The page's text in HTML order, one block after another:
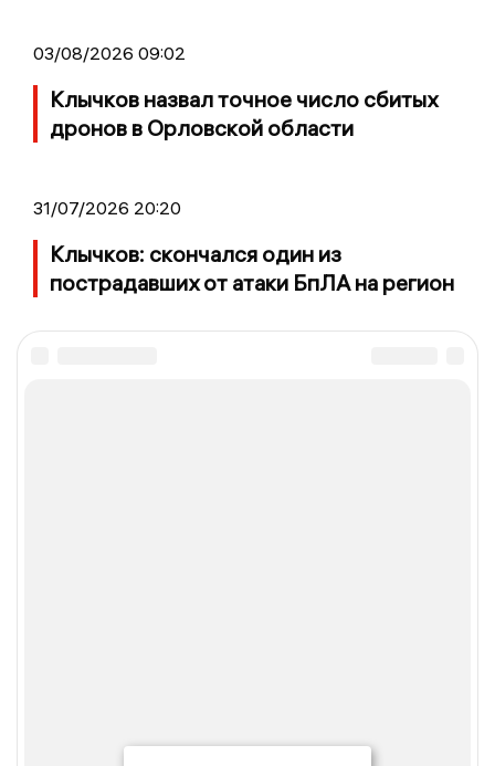
03/08/2026 09:02
Клычков назвал точное число сбитых
дронов в Орловской области
31/07/2026 20:20
Клычков: скончался один из
пострадавших от атаки БпЛА на регион